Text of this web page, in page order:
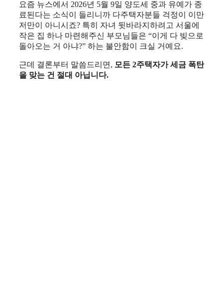
요즘 뉴스에서 2026년 5월 9일 양도세 중과 유예가 종
료된다는 소식이 들리니까 다주택자분들 걱정이 이만
저만이 아니시죠? 특히 자녀 뒷바라지하려고 서울에
작은 집 하나 마련해주신 부모님들은 “이게 다 빚으로
돌아오는 거 아냐?” 하는 불안함이 크실 거예요.
근데 결론부터 말씀드리면, 모든 2주택자가 세금 폭탄
을 맞는 건 절대 아닙니다.